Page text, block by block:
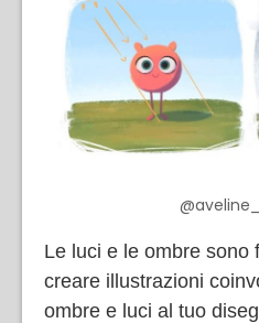
Le luci e le ombre sono
creare illustrazioni
ombre e luci al tuo